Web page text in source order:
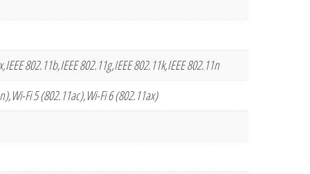
802.11b,IEEE 802.11g,IEEE 802.11k,IEEE 802.11n
Fi 5 (802.11ac),Wi-Fi 6 (802.11ax)